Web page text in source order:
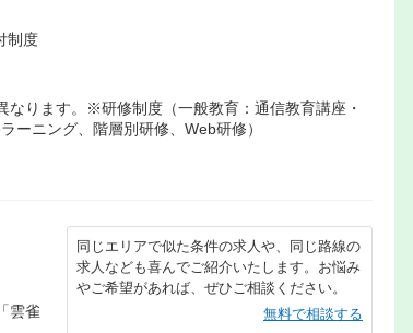
制度
ります。※研修制度（一般教育：通信教育講座・
ーニング、階層別研修、Web研修）
雲雀
同じエリアで似た条件の求人や、同じ路線の
求人なども喜んでご紹介いたします。お悩み
やご希望があれば、ぜひご相談ください。
無料で相談する